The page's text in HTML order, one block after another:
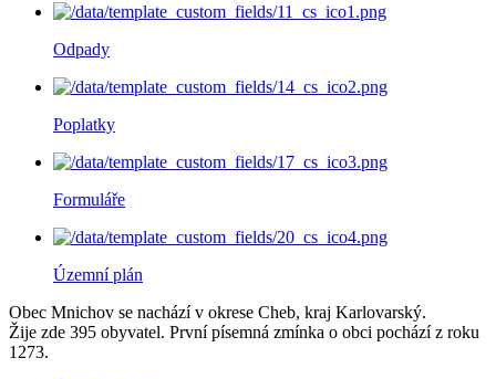
Odpady
Poplatky
Formuláře
Územní plán
Obec Mnichov se nachází v okrese Cheb, kraj Karlovarský.
Žije zde 395 obyvatel. První písemná zmínka o obci pochází z roku
1273.